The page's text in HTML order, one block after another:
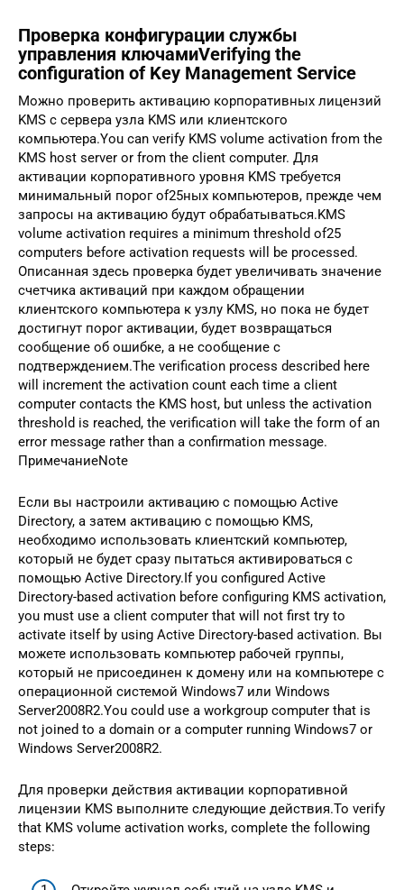
Проверка конфигурации службы
управления ключамиVerifying the
configuration of Key Management Service
Можно проверить активацию корпоративных лицензий
KMS с сервера узла KMS или клиентского
компьютера.You can verify KMS volume activation from the
KMS host server or from the client computer. Для
активации корпоративного уровня KMS требуется
минимальный порог of25ных компьютеров, прежде чем
запросы на активацию будут обрабатываться.KMS
volume activation requires a minimum threshold of25
computers before activation requests will be processed.
Описанная здесь проверка будет увеличивать значение
счетчика активаций при каждом обращении
клиентского компьютера к узлу KMS, но пока не будет
достигнут порог активации, будет возвращаться
сообщение об ошибке, а не сообщение с
подтверждением.The verification process described here
will increment the activation count each time a client
computer contacts the KMS host, but unless the activation
threshold is reached, the verification will take the form of an
error message rather than a confirmation message.
ПримечаниеNote
Если вы настроили активацию с помощью Active
Directory, а затем активацию с помощью KMS,
необходимо использовать клиентский компьютер,
который не будет сразу пытаться активироваться с
помощью Active Directory.If you configured Active
Directory-based activation before configuring KMS activation,
you must use a client computer that will not first try to
activate itself by using Active Directory-based activation. Вы
можете использовать компьютер рабочей группы,
который не присоединен к домену или на компьютере с
операционной системой Windows7 или Windows
Server2008R2.You could use a workgroup computer that is
not joined to a domain or a computer running Windows7 or
Windows Server2008R2.
Для проверки действия активации корпоративной
лицензии KMS выполните следующие действия.To verify
that KMS volume activation works, complete the following
steps: